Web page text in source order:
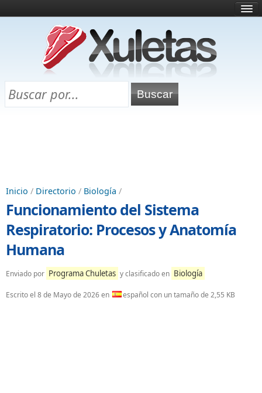
¿Qué es esto?
Directorio
Chuletas para exámenes
Inicio / Directorio / Biología /
Funcionamiento del Sistema
Respiratorio: Procesos y Anatomía
Humana
Enviado por Programa Chuletas y clasificado en Biología
Escrito el 8 de Mayo de 2026en español con un tamaño de 2,55 KB